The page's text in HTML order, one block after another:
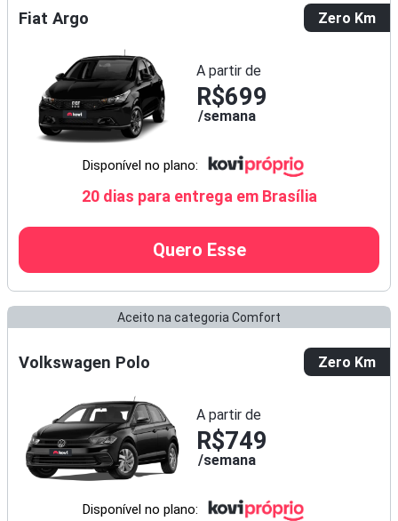
Fiat Argo Zero Km
A partir de
R$699
semana
Disponível no plano:
20 dias para entrega em Brasília
Quero Esse
Aceito na categoria Comfort
Volkswagen Polo Zero Km
A partir de
R$749
semana
Disponível no plano: